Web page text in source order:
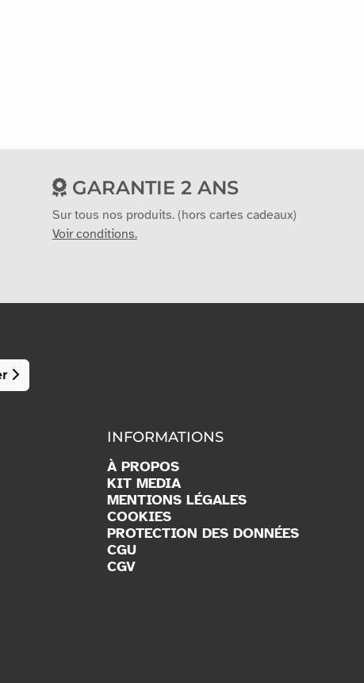
GARANTIE 2 ANS
Sur tous nos produits. (hors cartes cadeaux)
Voir conditions.
INFORMATIONS
À PROPOS
KIT MEDIA
MENTIONS LÉGALES
COOKIES
PROTECTION DES DONNÉES
CGU
CGV